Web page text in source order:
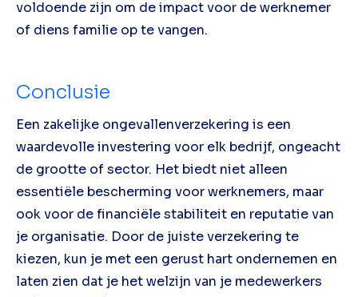
voldoende zijn om de impact voor de werknemer
of diens familie op te vangen.
Conclusie
Een zakelijke ongevallenverzekering is een
waardevolle investering voor elk bedrijf, ongeacht
de grootte of sector. Het biedt niet alleen
essentiële bescherming voor werknemers, maar
ook voor de financiële stabiliteit en reputatie van
je organisatie. Door de juiste verzekering te
kiezen, kun je met een gerust hart ondernemen en
laten zien dat je het welzijn van je medewerkers